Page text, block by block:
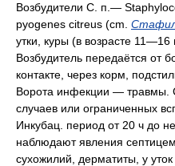
Возбудители С. п.—
pyogenes citreus (cm.
утки, куры (в возрасте
Возбудитель передаётся от
контакте, через корм,
Ворота инфекции — травмы.
случаев или ограниченных
Инкубац. период от 20 ч до
наблюдают явления
сухожилий, дерматиты, у